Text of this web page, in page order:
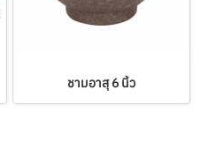
ชามอาสุ 6 นิ้ว